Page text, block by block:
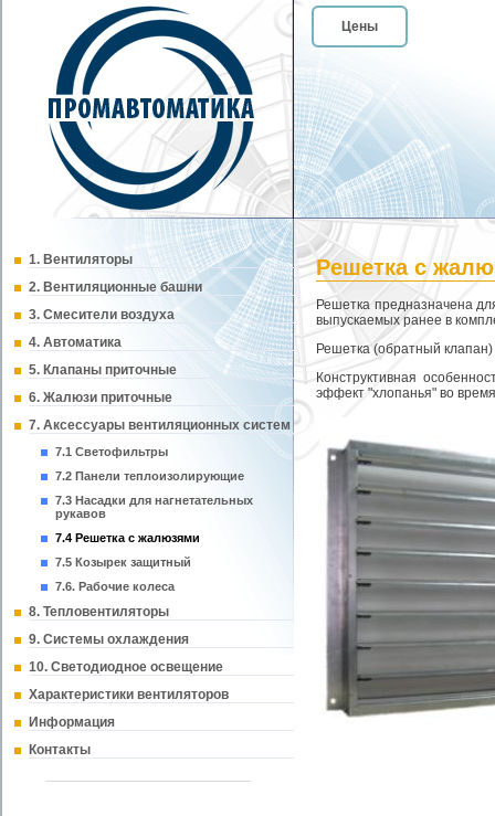
Цены
1. Вентиляторы
2. Вентиляционные башни
3. Смесители воздуха
4. Автоматика
5. Клапаны приточные
6. Жалюзи приточные
7. Аксессуары вентиляционных систем
7.1 Светофильтры
7.2 Панели теплоизолирующие
7.3 Насадки для нагнетательных
рукавов
7.4 Решетка с жалюзями
7.5 Козырек защитный
7.6. Рабочие колеса
8. Тепловентиляторы
9. Системы охлаждения
10. Светодиодное освещение
Характеристики вентиляторов
Информация
Контакты
Решетка с
Решетка предназначена
выпускаемых ранее в
Решетка (обратный
Конструктивная
эффект "хлопанья" во